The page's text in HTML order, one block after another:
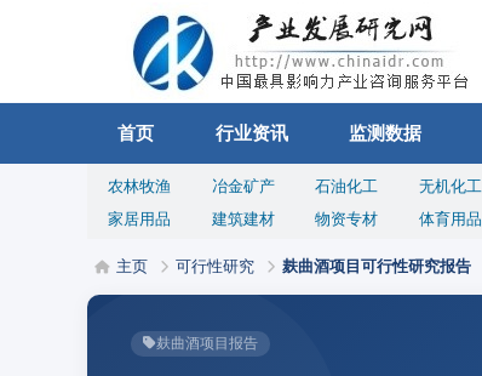
首页 行业资讯 监测数据
农林牧渔 冶金矿产 石油化工 无机化工
家居用品
建筑建材 物资专材 体育用品
主页 可行性研究 麸曲酒项目可行性研究报告
麸曲酒项目报告